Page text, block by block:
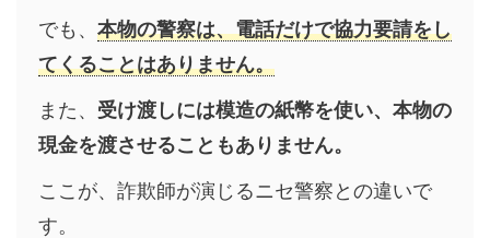
でも、 本物の警察は、電話だけで協力要請をし
てくることはありません。
また、 受け渡しには模造の紙幣を使い、本物の
現金を渡させることもありません。
ここが、詐欺師が演じるニセ警察との違いで
す。